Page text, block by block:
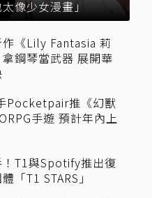
像少女漫畫」
《Lily Fantasia 莉
鋼琴當武器 展開華
Pocketpair推《幻獸
手遊 預計年內上
T1與Spotify推出復
「T1 STARS」